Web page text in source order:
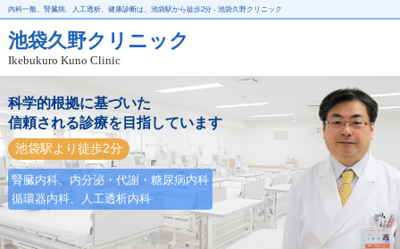
内科一般、腎臓病、人工透析、健康診断は、池袋駅から徒歩2分 - 池袋久野クリニック
池袋久野クリニック
Ikebukuro Kuno Clinic
科学的根拠に基づいた
信頼される診療を目指しています
池袋駅より徒歩2分
腎臓内科、内分泌・代謝・糖尿病内科
循環器内科、人工透析内科